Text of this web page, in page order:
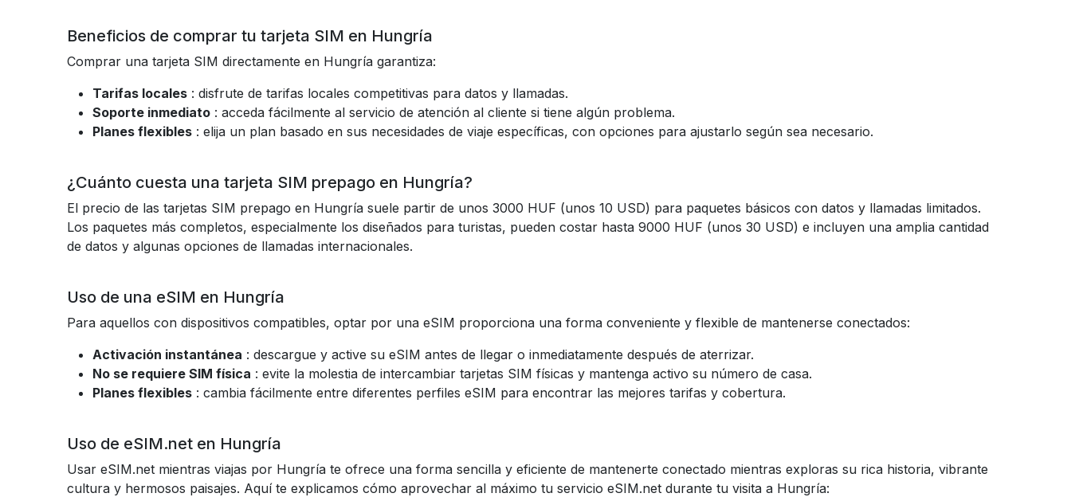
Beneficios de comprar tu tarjeta SIM en Hungría
Comprar una tarjeta SIM directamente en Hungría garantiza:
Tarifas locales : disfrute de tarifas locales competitivas para datos y llamadas.
Soporte inmediato : acceda fácilmente al servicio de atención al cliente si tiene algún problema.
Planes flexibles : elija un plan basado en sus necesidades de viaje específicas, con opciones para ajustarlo según sea necesario.
¿Cuánto cuesta una tarjeta SIM prepago en Hungría?
El precio de las tarjetas SIM prepago en Hungría suele partir de unos 3000 HUF (unos 10 USD) para paquetes básicos con datos y llamadas limitados.
Los paquetes más completos, especialmente los diseñados para turistas, pueden costar hasta 9000 HUF (unos 30 USD) e incluyen una amplia cantidad
de datos y algunas opciones de llamadas internacionales.
Uso de una eSIM en Hungría
Para aquellos con dispositivos compatibles, optar por una eSIM proporciona una forma conveniente y flexible de mantenerse conectados:
Activación instantánea : descargue y active su eSIM antes de llegar o inmediatamente después de aterrizar.
No se requiere SIM física : evite la molestia de intercambiar tarjetas SIM físicas y mantenga activo su número de casa.
Planes flexibles : cambia fácilmente entre diferentes perfiles eSIM para encontrar las mejores tarifas y cobertura.
Uso de eSIM.net en Hungría
Usar eSIM.net mientras viajas por Hungría te ofrece una forma sencilla y eficiente de mantenerte conectado mientras exploras su rica historia, vibrante
cultura y hermosos paisajes. Aquí te explicamos cómo aprovechar al máximo tu servicio eSIM.net durante tu visita a Hungría: